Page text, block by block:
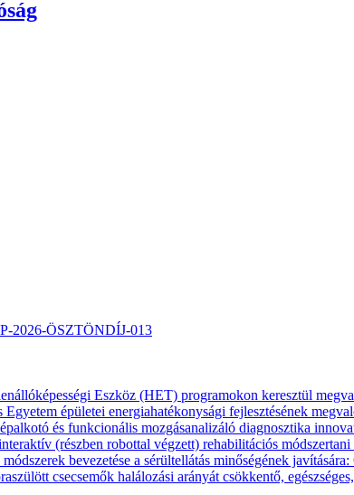
2026-ÖSZTÖNDÍJ-013
Eszköz (HET) programokon keresztül
épületei energiahatékonysági fejlesztésének
és funkcionális mozgásanalizáló diagnosztika
(részben robottal végzett) rehabilitációs
bevezetése a sérültellátás minőségének
csecsemők halálozási arányát csökkentő,